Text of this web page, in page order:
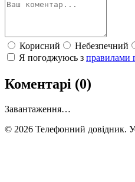
Корисний Небезпечний
Я погоджуюсь з правилами
Коментарі (0)
Завантаження…
© 2026 Телефонний довідник.